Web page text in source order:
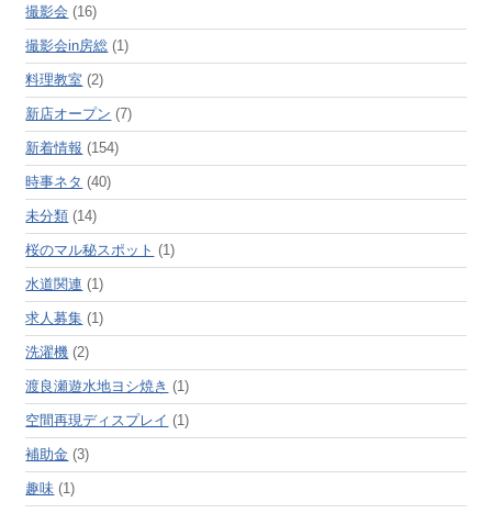
撮影会 (16)
撮影会in房総 (1)
料理教室 (2)
新店オープン (7)
新着情報 (154)
時事ネタ (40)
未分類 (14)
桜のマル秘スポット (1)
水道関連 (1)
求人募集 (1)
洗濯機 (2)
渡良瀬遊水地ヨシ焼き (1)
空間再現ディスプレイ (1)
補助金 (3)
趣味 (1)